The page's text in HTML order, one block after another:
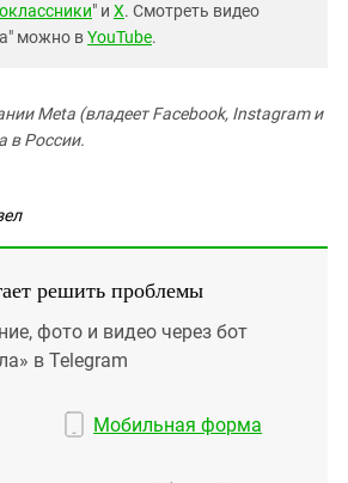
" и X. Смотреть видео
можно вYouTube.
Meta (владеет Facebook, Instagram и
в России.
решить проблемы
фото и видео через бот
в Telegram
Мобильная форма